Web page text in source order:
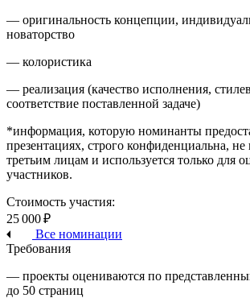
— оригинальность концепции,
новаторство
— колористика
— реализация (качество исполнения,
соответствие поставленной задаче)
*информация, которую номинанты
презентациях, строго конфиденциальна, не
третьим лицам и используется только для
участников.
Стоимость участия:
25 000 ₽
Все номинации
Требования
— проекты оцениваются по
до 50 страниц